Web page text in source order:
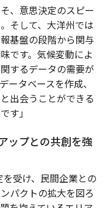
、意思決定のスピー
そして、大洋州では
基盤の段階から関与
です。気候変動によ
するデータの需要が
ータベースを作成、
出会うことができる
す」
ップとの共創を強
受け、民間企業との
パクトの拡大を図ろ